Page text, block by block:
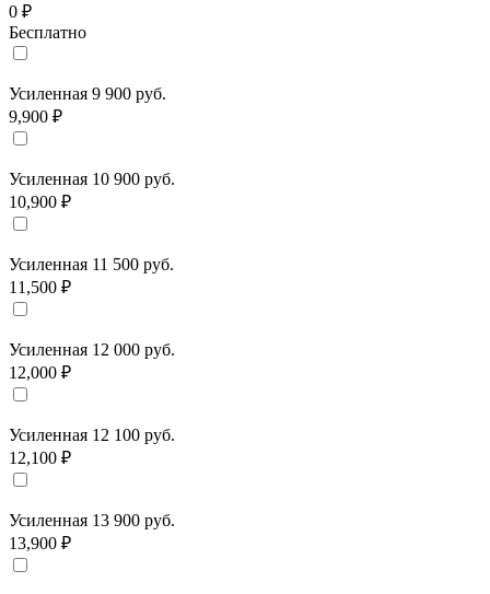
0 ₽
Бесплатно
Усиленная 9 900 руб.
9,900 ₽
Усиленная 10 900 руб.
10,900 ₽
Усиленная 11 500 руб.
11,500 ₽
Усиленная 12 000 руб.
12,000 ₽
Усиленная 12 100 руб.
12,100 ₽
Усиленная 13 900 руб.
13,900 ₽